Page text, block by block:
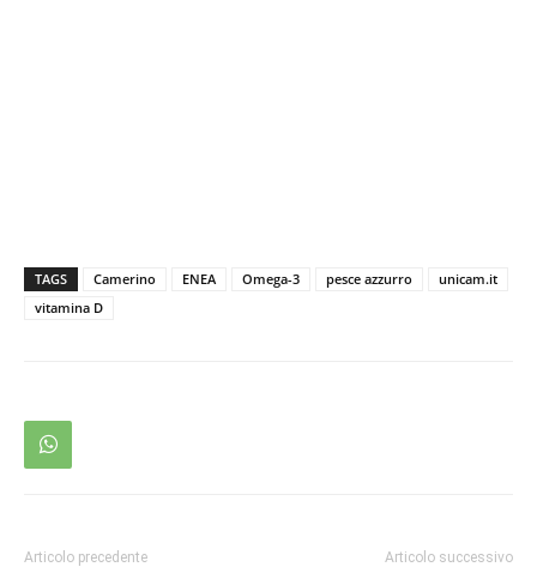
TAGS Camerino ENEA Omega-3 pesce azzurro
unicam.it
vitamina D
Articolo precedente Articolo successivo